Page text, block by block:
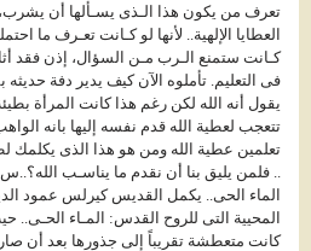
تعرف من يكون هذا الـذى يسـألها أن
العطايا الإلهية.. لأنها لو كـانت تعـرف ما
كـانت ستمنع الـرب مـن السؤال، إذن فقد
فى التعليم. تأملوه الآن كيف يدير دفة حديثه
يقول أنه الله لكن رغم هذا كانت المرأة
تتعجب لعطية الله قدم نفسه إليها بانه
تعلمين عطية الله ومن هو هذا الذى يكلمك
.. فلمن يليق بنا أن نقدم ما يناسـب الله؟..س
الماء الحى.. يكمل القديس كيرلس عمود
المحيية التى للروح القدس: المـاء الحـى..
كانت متعطشة تقريباً إلى جذورها بعد أن